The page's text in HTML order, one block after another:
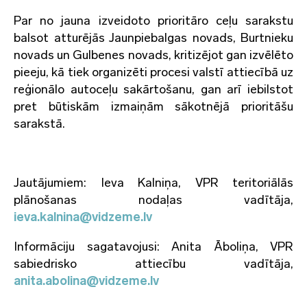
Par no jauna izveidoto prioritāro ceļu sarakstu
balsot atturējās Jaunpiebalgas novads, Burtnieku
novads un Gulbenes novads, kritizējot gan izvēlēto
pieeju, kā tiek organizēti procesi valstī attiecībā uz
reģionālo autoceļu sakārtošanu, gan arī iebilstot
pret būtiskām izmaiņām sākotnējā prioritāšu
sarakstā.
Jautājumiem: Ieva Kalniņa, VPR teritoriālās
plānošanas nodaļas vadītāja,
ieva.kalnina@vidzeme.lv
Informāciju sagatavojusi: Anita Āboliņa, VPR
sabiedrisko attiecību vadītāja,
anita.abolina@vidzeme.lv